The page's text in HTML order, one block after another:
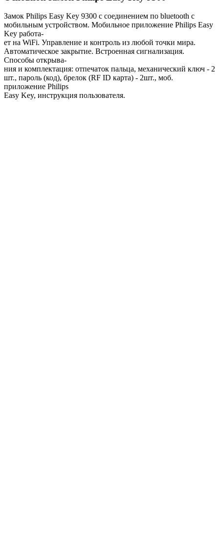
Замок Philips Easy Key 9300 с соединением по bluetooth с
мобильным устройством. Мобильное приложение Philips Easy
Key работа-
ет на WiFi. Управление и контроль из любой точки мира.
Автоматическое закрытие. Встроенная сигнализация.
Способы открыва-
ния и комплектация: отпечаток пальца, механический ключ - 2
шт., пароль (код), брелок (RF ID карта) - 2шт., моб.
приложение Philips
Easy Key, инструкция пользователя.